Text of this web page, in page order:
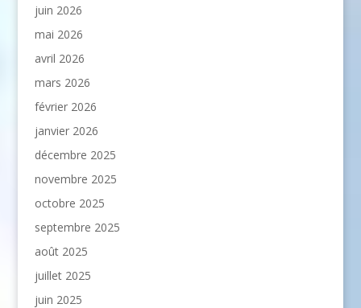
juin 2026
mai 2026
avril 2026
mars 2026
février 2026
janvier 2026
décembre 2025
novembre 2025
octobre 2025
septembre 2025
août 2025
juillet 2025
juin 2025